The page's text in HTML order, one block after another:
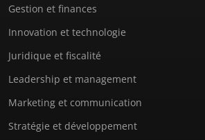
Gestion et finances
Innovation et technologie
Juridique et fiscalité
Leadership et management
Marketing et communication
Stratégie et développement